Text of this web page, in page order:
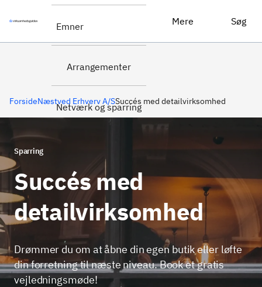
Emner
Arrangementer
Netværk og sparring
Mere Søg
Kontakt
ForsideNæstved Erhverv A/SSuccés med detailvirksomhed
Sparring
Succés med
detailvirksomhed
Drømmer du om at åbne din egen butik eller løfte
din forretning til næste niveau. Book et gratis
vejledningsmøde!